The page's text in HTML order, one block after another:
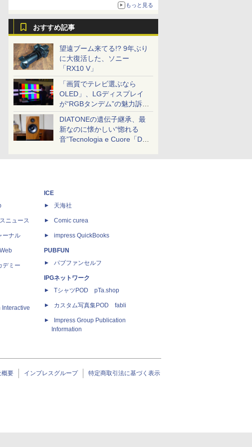
もっと見る
おすすめ記事
望遠ブーム来てる!? 9年ぶり
に大復活した、ソニー
「RX10 V」
「画質でテレビ選ぶなら
OLED」、LGディスプレイ
が“RGBタンデム”の魅力訴
求。液晶とのガチ比較も
DIATONEの遺伝子継承、最
新なのに懐かしい“惚れる
音”Tecnologia e Cuore「DS-
ニュース
ーナル
デミー
Interactive
ICE
天海社
Comic curea
impress QuickBooks
PUBFUN
パブファンセルフ
IPGネットワーク
TシャツPOD pTa.shop
カスタム写真集POD fabli
Impress Group Publication
Information
概要 インプレスグループ 特定商取引法に基づく表示